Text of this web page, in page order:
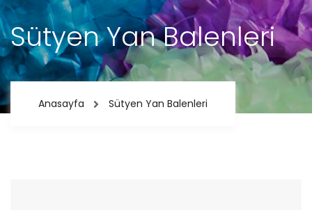
Sütyen Yan Balenleri
Anasayfa Sütyen Yan Balenleri